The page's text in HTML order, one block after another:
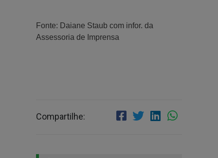
Fonte: Daiane Staub com infor. da
Assessoria de Imprensa
Compartilhe: